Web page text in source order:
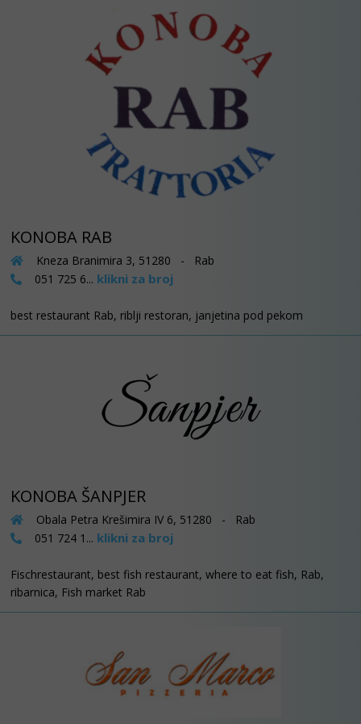
KONOBA RAB
Kneza Branimira 3, 51280 - Rab
051 725 6... klikni za broj
best restaurant Rab, riblji restoran, janjetina pod pekom
KONOBA ŠANPJER
Obala Petra Krešimira IV 6, 51280 - Rab
051 724 1... klikni za broj
Fischrestaurant, best fish restaurant, where to eat fish, Rab,
ribarnica, Fish market Rab